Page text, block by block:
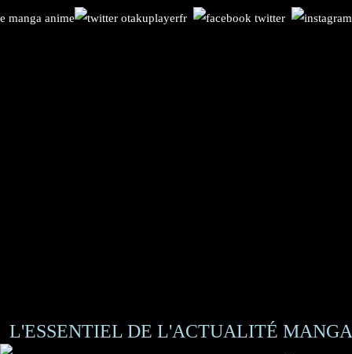
L'ESSENTIEL DE L'ACTUALITÉ